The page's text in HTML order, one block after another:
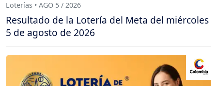
Loterías • AGO 5 / 2026
Resultado de la Lotería del Meta del miércoles
5 de agosto de 2026